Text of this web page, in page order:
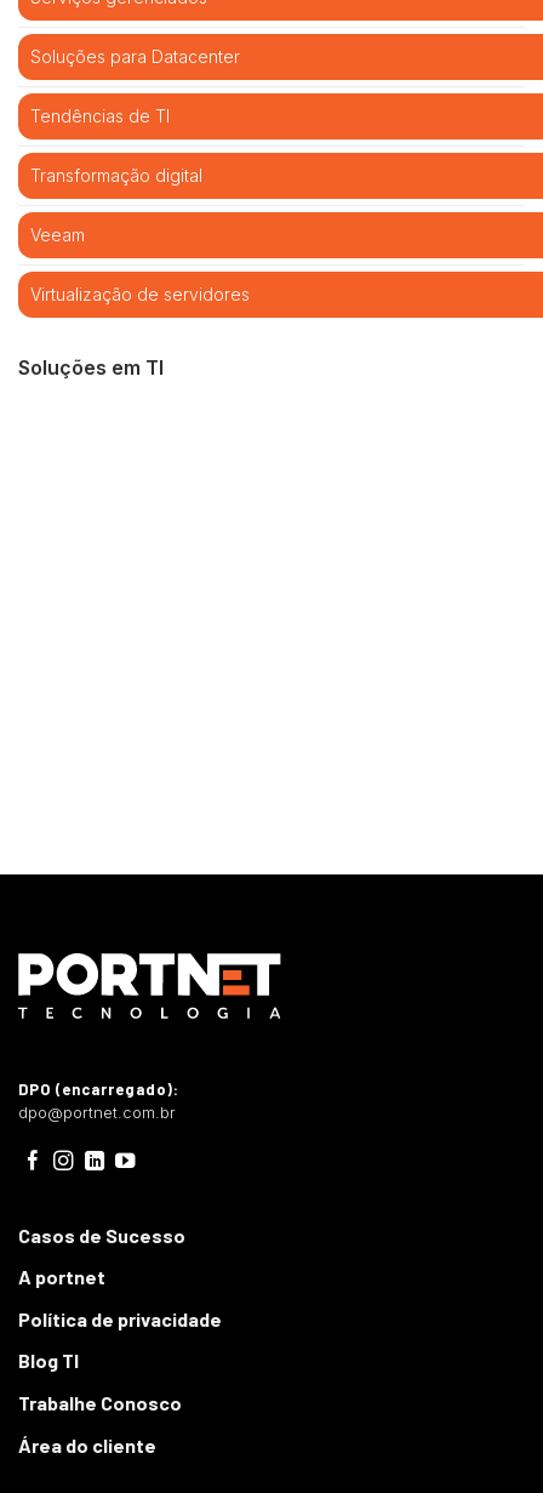
Soluções para Datacenter
Tendências de TI
Transformação digital
Veeam
Virtualização de servidores
Soluções em TI
DPO (encarregado):
dpo@portnet.com.br
Casos de Sucesso
A portnet
Política de privacidade
Blog TI
Trabalhe Conosco
Área do cliente